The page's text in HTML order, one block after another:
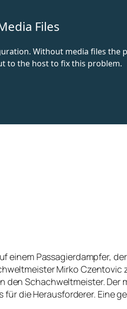
einem Passagierdampfer,
Mirko Czentovic
Schachweltmeister. Der
die Herausforderer. Eine